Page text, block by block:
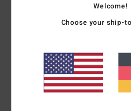
Baumwollgewebe [180 g/
Ärmel:Lange Ärmel
Weicher Siebdruck
Heißversiegeltes Etikett im
Welcome!
Choose your ship-